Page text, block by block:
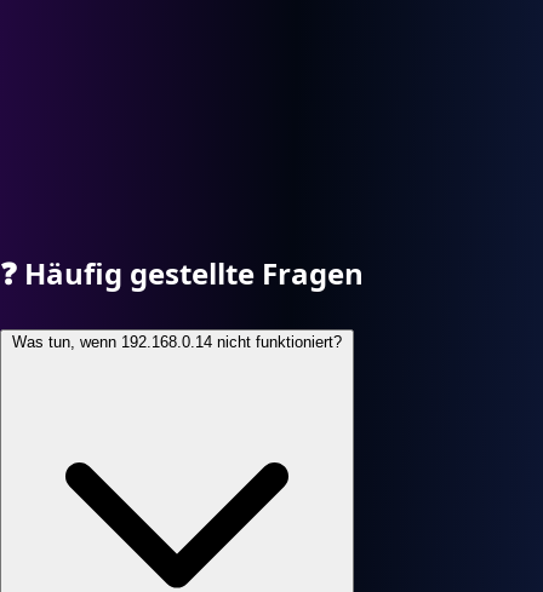
❓ Häufig gestellte Fragen
Was tun, wenn 192.168.0.14 nicht funktioniert?